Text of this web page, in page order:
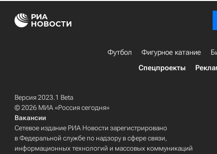
Футбол Фигурное катание
Спецпроекты
Версия 2023.1 Beta
© 2026 МИА «Россия сегодня»
Вакансии
Сетевое издание РИА Новости зарегистрировано
в Федеральной службе по надзору в сфере связи,
информационных технологий и массовых коммуникаций